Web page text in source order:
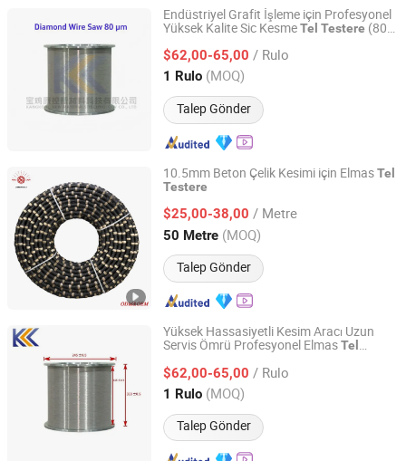
Endüstriyel Grafit İşleme için Profesyonel
Yüksek Kalite Sic KesmeTel Testere (80
$62,00-65,00 / Rulo
1 Rulo (MOQ)
Talep Gönder
Baoji Kangkong New Material Technology Co., Ltd
Shaanxi, China Fiyat 2026
10.5mm Beton Çelik Kesimi için ElmasTel
Testere
$25,00-38,00 / Metre
50 Metre (MOQ)
Talep Gönder
Jiangxi Zhongli Superhard Materials Tools Co., Ltd.
Jiangxi, China Fiyat 2018
Yüksek Hassasiyetli Kesim Aracı Uzun
Servis Ömrü Profesyonel ElmasTel
$62,00-65,00 / Rulo
1 Rulo (MOQ)
Talep Gönder
Baoji Kangkong New Material Technology Co., Ltd
Shaanxi, China Fiyat 2026